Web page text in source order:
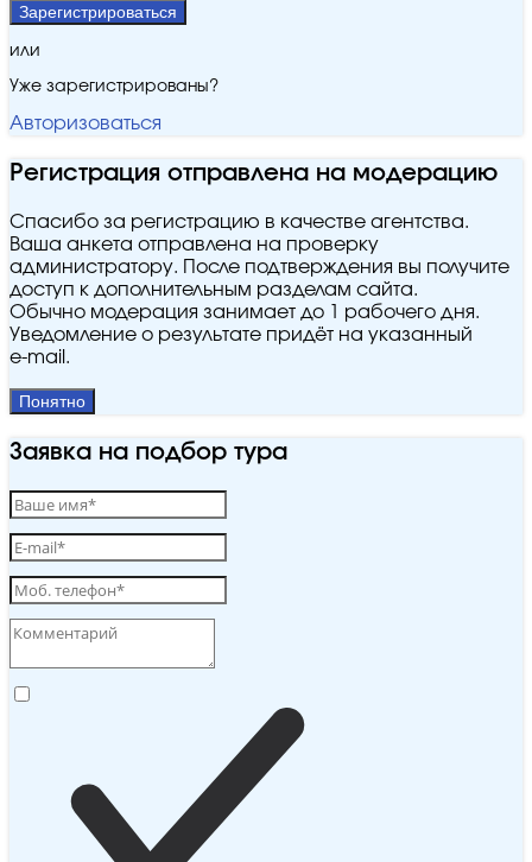
Зарегистрироваться
или
Уже зарегистрированы?
Авторизоваться
Регистрация отправлена на модерацию
Спасибо за регистрацию в качестве агентства.
Ваша анкета отправлена на проверку
администратору. После подтверждения вы получите
доступ к дополнительным разделам сайта.
Обычно модерация занимает до 1 рабочего дня.
Уведомление о результате придёт на указанный
e‑mail.
Понятно
Заявка на подбор тура